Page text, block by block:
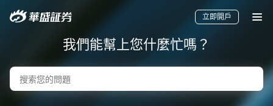
立即開戶
我們能幫上您什麼忙嗎？